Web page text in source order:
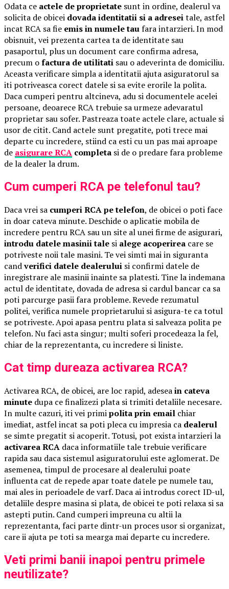
Odata ce actele de proprietate sunt in ordine, dealerul va
solicita de obicei dovada identitatii si a adreseitale, astfel
incat RCA sa fie emis in numele taufara intarzieri. In mod
obisnuit, vei prezenta cartea ta de identitate sau
pasaportul, plus un document care confirma adresa,
precum ofactura de utilitati sau o adeverinta de domiciliu.
Aceasta verificare simpla a identitatii ajuta asiguratorul sa
iti potriveasca corect datele si sa evite erorile la polita.
Daca cumperi pentru altcineva, adu si documentele acelei
persoane, deoarece RCA trebuie sa urmeze adevaratul
proprietar sau sofer. Pastreaza toate actele clare, actuale si
usor de citit. Cand actele sunt pregatite, poti trece mai
departe cu incredere, stiind ca esti cu un pas mai aproape
de asigurare RCA completa si de o predare fara probleme
de la dealer la drum.
Cum cumperi RCA pe telefonul tau?
Daca vrei sa cumperi RCA pe telefon, de obicei o poti face
in doar cateva minute. Deschide o aplicatie mobila de
incredere pentru RCA sau un site al unei firme de asigurari,
introdu datele masinii tale si alege acoperirea care se
potriveste noii tale masini. Te vei simti mai in siguranta
candverifici datele dealerului si confirmi datele de
inregistrare ale masinii inainte sa platesti. Tine la indemana
actul de identitate, dovada de adresa si cardul bancar ca sa
poti parcurge pasii fara probleme. Revede rezumatul
politei, verifica numele proprietarului si asigura-te ca totul
se potriveste. Apoi apasa pentru plata si salveaza polita pe
telefon. Nu faci asta singur; multi soferi procedeaza la fel,
chiar de la reprezentanta, cu incredere si liniste.
Cat timp dureaza activarea RCA?
Activarea RCA, de obicei, are loc rapid, adeseain cateva
minute dupa ce finalizezi plata si trimiti detaliile necesare.
In multe cazuri, iti vei primipolita prin email chiar
imediat, astfel incat sa poti pleca cu impresia ca dealerul
se simte pregatit si acoperit. Totusi, pot exista intarzieri la
activarea RCA daca informatiile tale trebuie verificare
rapida sau daca sistemul asiguratorului este aglomerat. De
asemenea, timpul de procesare al dealerului poate
influenta cat de repede apar toate datele pe numele tau,
mai ales in perioadele de varf. Daca ai introdus corect ID-ul,
detaliile despre masina si plata, de obicei te poti relaxa si sa
astepti putin. Cand cumperi impreuna cu altii la
reprezentanta, faci parte dintr-un proces usor si organizat,
care ii ajuta pe toti sa mearga mai departe cu incredere.
Veti primi banii inapoi pentru primele
neutilizate?